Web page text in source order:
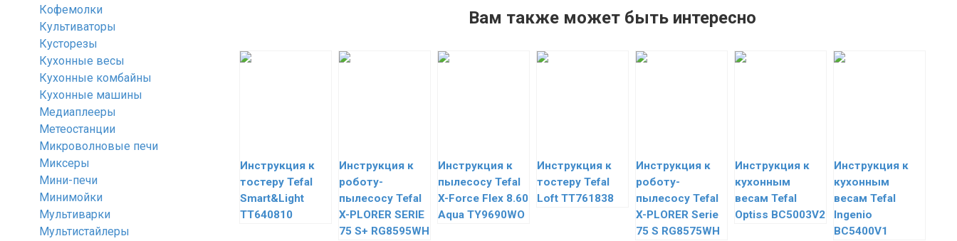
Вам также может быть интересно
Инструкция к
тостеру Tefal
Smart&Light
TT640810
Инструкция к
роботу-
пылесосу Tefal
X-PLORER SERIE
75 S+ RG8595WH
Инструкция к
пылесосу Tefal
X-Force Flex 8.60
Aqua TY9690WO
Инструкция к
тостеру Tefal
Loft TT761838
Инструкция к
роботу-
пылесосу Tefal
X-PLORER Serie
75 S RG8575WH
Инструкция к
кухонным
весам Tefal
Optiss BC5003V2
Инструкция к
кухонным
весам Tefal
Ingenio
BC5400V1
Кофемолки
Культиваторы
Кусторезы
Кухонные весы
Кухонные комбайны
Кухонные машины
Медиаплееры
Метеостанции
Микроволновые печи
Миксеры
Мини-печи
Минимойки
Мультиварки
Мультистайлеры